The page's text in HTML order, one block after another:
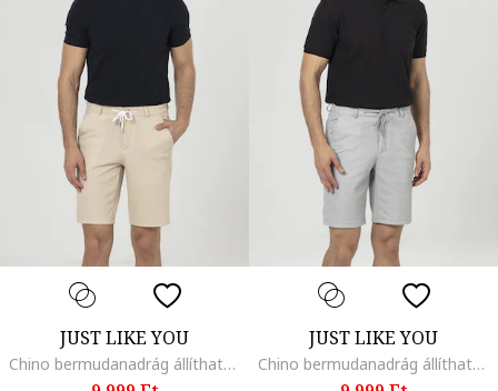
JUST LIKE YOU
Chino bermudanadrág állítható derékrésszel, Tevebarna
JUST LIKE YOU
Chino bermudanadrág állítható derékrésszel, Világosszürke